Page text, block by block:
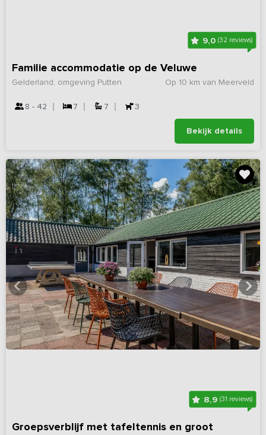
9,0 (32 reviews)
Familie accommodatie op de Veluwe
Op 10 km van Meerveld
Gelderland, omgeving Putten
8 - 42 7 7 3
Bekijk details
8,9(31 reviews)
Groepsverblijf met tafeltennis en groot